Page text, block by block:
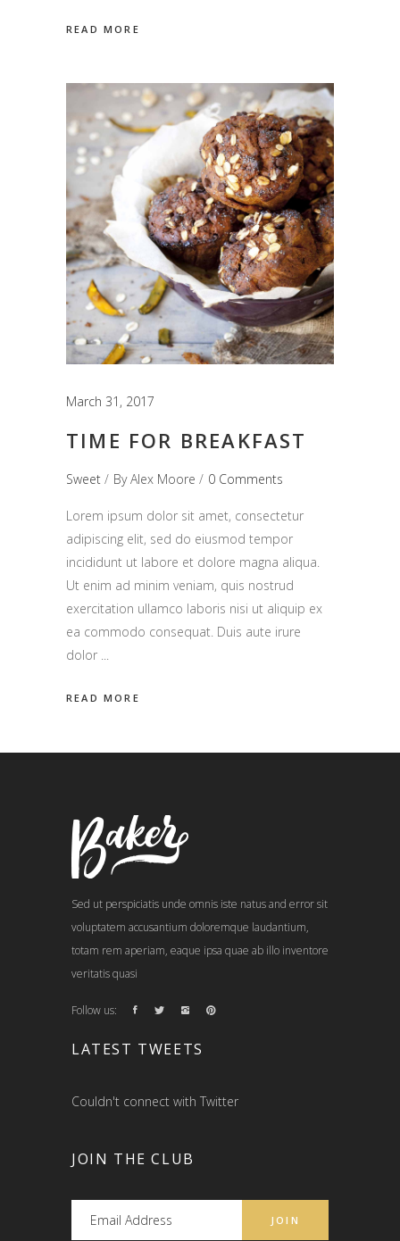
READ MORE
March 31, 2017
TIME FOR BREAKFAST
Sweet ByAlex Moore 0 Comments
Lorem ipsum dolor sit amet, consectetur
adipiscing elit, sed do eiusmod tempor
incididunt ut labore et dolore magna aliqua.
Ut enim ad minim veniam, quis nostrud
exercitation ullamco laboris nisi ut aliquip ex
ea commodo consequat. Duis aute irure
dolor
READ MORE
Sed ut perspiciatis unde omnis iste natus and error sit
voluptatem accusantium doloremque laudantium,
totam rem aperiam, eaque ipsa quae ab illo inventore
veritatis quasi
Follow us:
LATEST TWEETS
Couldn't connect with Twitter
JOIN THE CLUB